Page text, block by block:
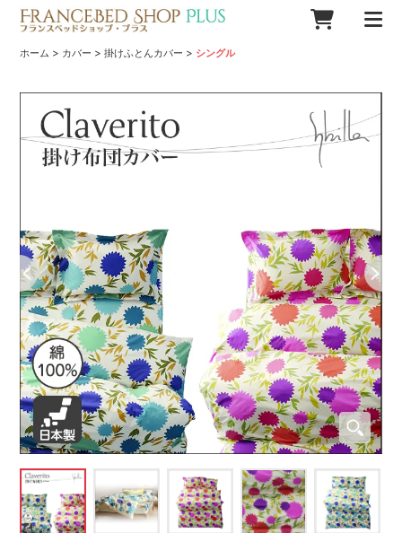
ホーム > カバー >掛けふとんカバー > シングル